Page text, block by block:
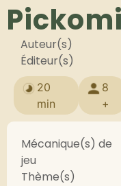
Auteur(s)
Éditeur(s)
20
min
8
+
Mécanique(s) de
jeu
Thème(s)